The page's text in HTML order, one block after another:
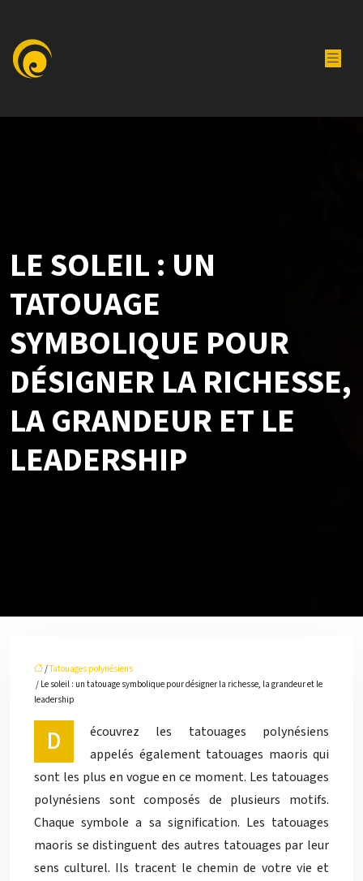
LE SOLEIL : UN
TATOUAGE
SYMBOLIQUE POUR
DÉSIGNER LA RICHESSE,
LA GRANDEUR ET LE
LEADERSHIP
/Tatouages polynésiens
/ Le soleil : un tatouage symbolique pour désigner la richesse, la grandeur et le
leadership
Découvrez les tatouages polynésiens
appelés également tatouages maoris qui
sont les plus en vogue en ce moment. Les tatouages
polynésiens sont composés de plusieurs motifs.
Chaque symbole a sa signification. Les tatouages
maoris se distinguent des autres tatouages par leur
sens culturel. Ils tracent le chemin de votre vie et